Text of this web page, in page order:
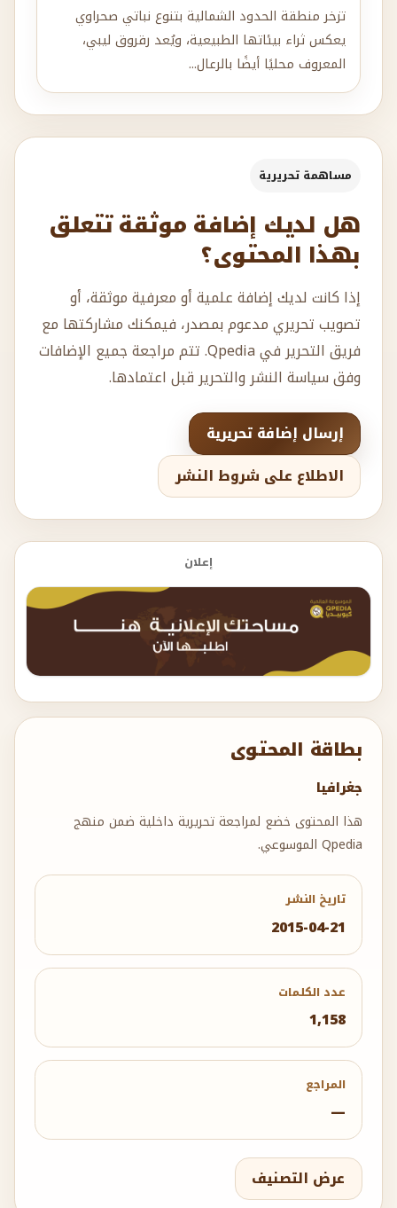
بطاقة المحتوى
جغرافيا
هذا المحتوى خضع لمراجعة تحريرية داخلية ضمن منهج
Qpedia الموسوعي.
تاريخ النشر
2015-04-21
عدد الكلمات
1,158
المراجع
—
عرض التصنيف
تزخر منطقة الحدود الشمالية بتنوع نباتي صحراوي
يعكس ثراء بيئاتها الطبيعية، ويُعد رقروق ليبي،
المعروف محليًا أيضًا بالرعال...
مساهمة تحريرية
هل لديك إضافة موثقة تتعلق
بهذا المحتوى؟
إذا كانت لديك إضافة علمية أو معرفية موثقة، أو
تصويب تحريري مدعوم بمصدر، فيمكنك مشاركتها مع
فريق التحرير في Qpedia. تتم مراجعة جميع الإضافات
وفق سياسة النشر والتحرير قبل اعتمادها.
إرسال إضافة تحريرية
الاطلاع على شروط النشر
إعلان